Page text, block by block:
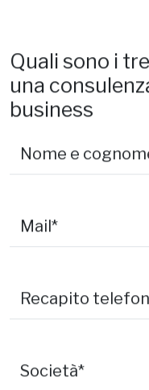
Quali sono i
una
business
Nome e
Mail*
Recapito
Società*